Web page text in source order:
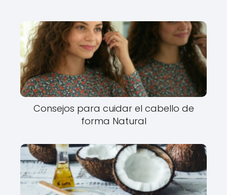
Consejos para cuidar el cabello de
forma Natural